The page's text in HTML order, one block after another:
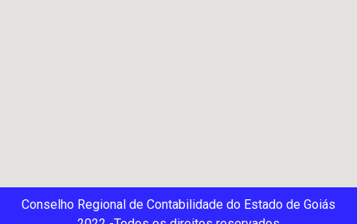
Conselho Regional de Contabilidade do Estado de Goiás